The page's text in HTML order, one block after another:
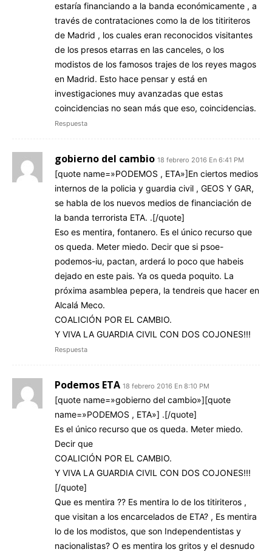
estaría financiando a la banda económicamente , a
través de contrataciones como la de los titiriteros
de Madrid , los cuales eran reconocidos visitantes
de los presos etarras en las canceles, o los
modistos de los famosos trajes de los reyes magos
en Madrid. Esto hace pensar y está en
investigaciones muy avanzadas que estas
coincidencias no sean más que eso, coincidencias.
Respuesta
gobierno del cambio 18 febrero 2016 En 6:41 PM
[quote name=»PODEMOS , ETA»]En ciertos medios
internos de la policia y guardia civil , GEOS Y GAR,
se habla de los nuevos medios de financiación de
la banda terrorista ETA. .[/quote]
Eso es mentira, fontanero. Es el único recurso que
os queda. Meter miedo. Decir que si psoe-
podemos-iu, pactan, arderá lo poco que habeis
dejado en este pais. Ya os queda poquito. La
próxima asamblea pepera, la tendreis que hacer en
Alcalá Meco.
COALICIÓN POR EL CAMBIO.
Y VIVA LA GUARDIA CIVIL CON DOS COJONES!!!
Respuesta
Podemos ETA 18 febrero 2016 En 8:10 PM
[quote name=»gobierno del cambio»][quote
name=»PODEMOS , ETA»] .[/quote]
Es el único recurso que os queda. Meter miedo.
Decir que
COALICIÓN POR EL CAMBIO.
Y VIVA LA GUARDIA CIVIL CON DOS COJONES!!!
[/quote]
Que es mentira ?? Es mentira lo de los titiriteros ,
que visitan a los encarcelados de ETA? , Es mentira
lo de los modistos, que son Independentistas y
nacionalistas? O es mentira los gritos y el desnudo